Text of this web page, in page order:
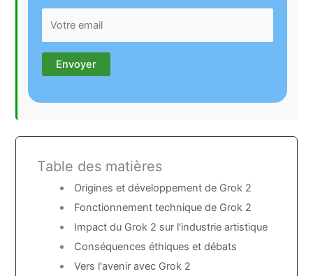
Table des matières
Origines et développement de Grok 2
Fonctionnement technique de Grok 2
Impact du Grok 2 sur l'industrie artistique
Conséquences éthiques et débats
Vers l'avenir avec Grok 2